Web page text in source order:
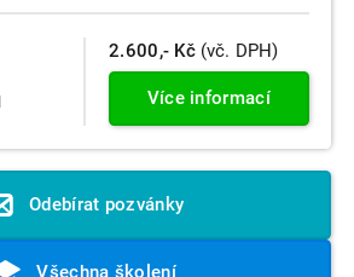
2.600,- Kč (vč. DPH)
Více informací
Odebírat pozvánky